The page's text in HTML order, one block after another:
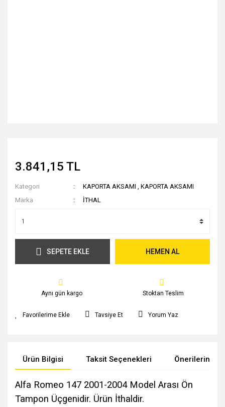
3.841,15 TL
Kategori KAPORTA AKSAMI ,KAPORTA AKSAMI
Marka
İTHAL
SEPETE EKLE HEMEN AL
Aynı gün kargo Stoktan Teslim
Tavsiye Et Yorum Yaz
Ürün Bilgisi Taksit Seçenekleri Önerileriniz
Alfa Romeo 147 2001-2004 Model Arası Ön
Tampon Üçgenidir. Ürün İthaldir.